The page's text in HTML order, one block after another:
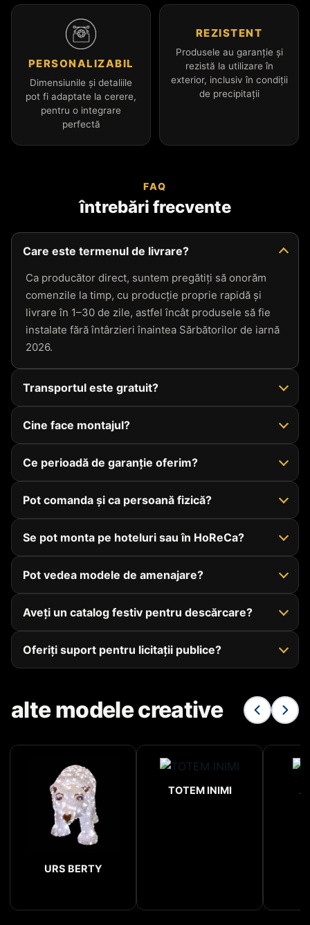
PERSONALIZABIL
Dimensiunile și detaliile
pot fi adaptate la cerere,
pentru o integrare
perfectă
REZISTENT
Produsele au garanție și
rezistă la utilizare în
exterior, inclusiv în condiții
de precipitații
FAQ
întrebări frecvente
Care este termenul de livrare?
Ca producător direct, suntem pregătiți să onorăm
comenzile la timp, cu producție proprie rapidă și
livrare în 1–30 de zile, astfel încât produsele să fie
instalate fără întârzieri înaintea Sărbătorilor de iarnă
2026.
Transportul este gratuit?
Cine face montajul?
Ce perioadă de garanție oferim?
Pot comanda și ca persoană fizică?
Se pot monta pe hoteluri sau în HoReCa?
Pot vedea modele de amenajare?
Aveți un catalog festiv pentru descărcare?
Oferiți suport pentru licitații publice?
alte modele creative
URS BERTY
TOTEM INIMI